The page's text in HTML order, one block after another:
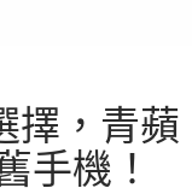
擇，青蘋
手機！